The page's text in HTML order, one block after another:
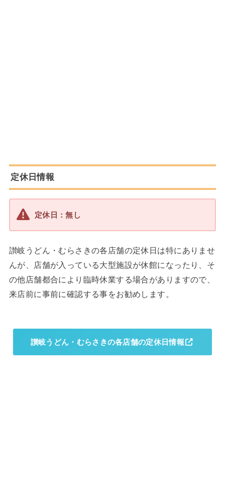
定休日情報
定休日：無し
讃岐うどん・むらさきの各店舗の定休日は特にありませ
んが、店舗が入っている大型施設が休館になったり、そ
の他店舗都合により臨時休業する場合がありますので、
来店前に事前に確認する事をお勧めします。
讃岐うどん・むらさきの各店舗の定休日情報